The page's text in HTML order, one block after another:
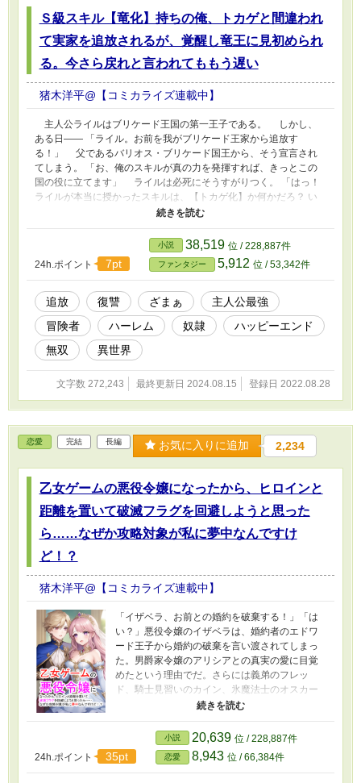
Ｓ級スキル【竜化】持ちの俺、トカゲと間違われ
て実家を追放されるが、覚醒し竜王に見初められ
る。今さら戻れと言われてももう遅い
猪木洋平@【コミカライズ連載中】
主人公ライルはブリケード王国の第一王子である。 しかし、
ある日―― 「ライル。お前を我がブリケード王家から追放す
る！」 父であるバリオス・ブリケード国王から、そう宣言され
てしまう。 「お、俺のスキルが真の力を発揮すれば、きっとこの
国の役に立てます」 ライルは必死にそうすがりつく。 「はっ！
ライルが本当に授かったスキルは、【トカゲ化】か何かだろ？ い
くら隠したいからって、【竜化】だなんて嘘をつくなんてよ」
意のまま辺境に逃げたライルは、かつて親しくしていた少女ルーシ
ーに匿われる。 「苦労したんだな。とりあえずは、この村でゆっ
くりしてくれよ」 ライルの辺境での慎ましくも幸せな生活が始
まる。 だが、それを脅かす者たちが近づきつつあった……。
24h.ポイント 7pt
小説 38,519 位 / 228,887件
ファンタジー 5,912 位 / 53,342件
追放 復讐 ざまぁ
主人公最強
冒険者
ハーレム 奴隷
ハッピーエンド
無双
異世界
文字数 272,243 最終更新日 2024.08.15 登録日 2022.08.28
恋愛 完結 長編 お気に入りに追加 2,234
乙女ゲームの悪役令嬢になったから、ヒロインと
距離を置いて破滅フラグを回避しようと思った
ら……なぜか攻略対象が私に夢中なんですけ
ど！？
猪木洋平@【コミカライズ連載中】
「イザベラ、お前との婚約を破棄する！」「は
い？」悪役令嬢のイザベラは、婚約者のエドワ
ード王子から婚約の破棄を言い渡されてしまっ
た。男爵家令嬢のアリシアとの真実の愛に目覚
めたという理由でだ。さらには義弟のフレッ
ド、騎士見習いのカイン、氷魔法士のオスカー
までもがエドワード王子に同調し、イザベラを
イザベラは殺害されてしまった。「……は
っ！ ここは……」イザベラが次に目覚めたと
き、彼女は七歳に若返っていた。そして、この
世界が乙女ゲームだということに気づく。予知
24h.ポイント 35pt
小説 20,639 位 / 228,887件
恋愛 8,943 位 / 66,384件